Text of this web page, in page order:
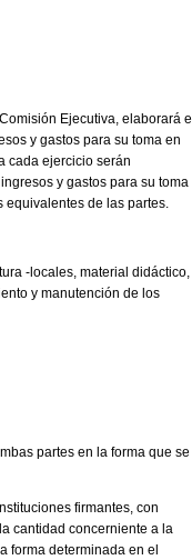
Ejecutiva, elaborará el
y gastos para su toma en
cada ejercicio serán
y gastos para su toma
equivalentes de las partes.
-locales, material didáctico,
y manutención de los
partes en la forma que se
firmantes, con
cantidad concerniente a la
forma determinada en el